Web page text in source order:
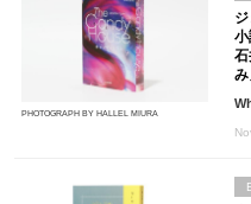
PHOTOGRAPH BY HALLEL MIURA
小
石
み